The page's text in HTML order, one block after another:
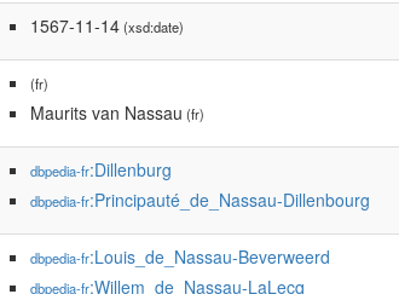
1567-11-14(xsd:date)
(fr)
Maurits van Nassau (fr)
dbpedia-fr:Dillenburg
dbpedia-fr:Principauté_de_Nassau-Dillenbourg
dbpedia-fr:Louis_de_Nassau-Beverweerd
dbpedia-fr:Willem_de_Nassau-LaLecq